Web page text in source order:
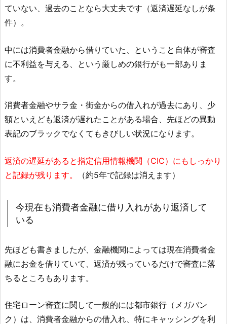
ていない、過去のことなら大丈夫です（返済遅延なしが条
件）。
中には消費者金融から借りていた、ということ自体が審査
に不利益を与える、という厳しめの銀行がも一部ありま
す。
消費者金融やサラ金・街金からの借入れが過去にあり、少
額といえども返済が遅れたことがある場合、先ほどの異動
表記のブラックでなくてもきびしい状況になります。
返済の遅延があると指定信用情報機関（CIC）にもしっかり
と記録が残ります。
（約5年で記録は消えます）
今現在も消費者金融に借り入れがあり返済して
いる
先ほども書きましたが、金融機関によっては現在消費者金
融にお金を借りていて、返済が残っているだけで審査に落
ちるところもあります。
住宅ローン審査に関して一般的には都市銀行（メガバン
ク）は、消費者金融からの借入れ、特にキャッシングを利